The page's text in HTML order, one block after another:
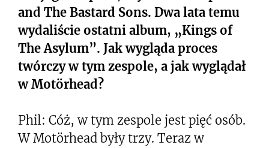
and The Bastard Sons. Dwa lata temu
wydaliście ostatni album, „Kings of
The Asylum”. Jak wygląda proces
twórczy w tym zespole, a jak wyglądał
wMotörhead?
Phil: Cóż, w tym zespole jest pięć osób.
W Motörhead były trzy. Teraz w